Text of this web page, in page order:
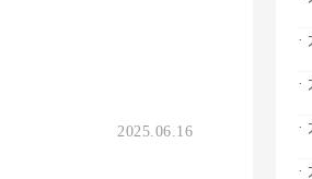
2025.06.16
·
·
·
·